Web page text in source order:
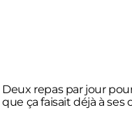
Deux repas par jour
que ça faisait déjà à ses